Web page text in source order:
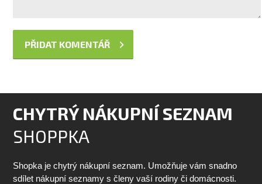
CHYTRÝ NÁKUPNÍ SEZNAM
SHOPPKA
Shopka je chytrý nákupní seznam. Umožňuje vám snadno
sdílet nákupní seznamy s členy vaší rodiny či domácnosti.